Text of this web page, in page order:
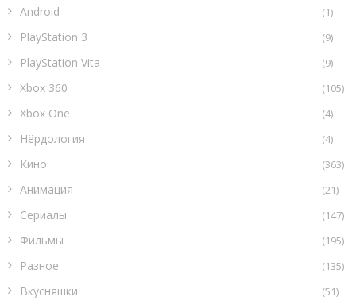
Android (1)
PlayStation 3 (9)
PlayStation Vita (9)
Xbox 360 (105)
Xbox One (4)
Нёрдология (4)
Кино (363)
Анимация (21)
Сериалы (147)
Фильмы (195)
Разное (135)
Вкусняшки (51)